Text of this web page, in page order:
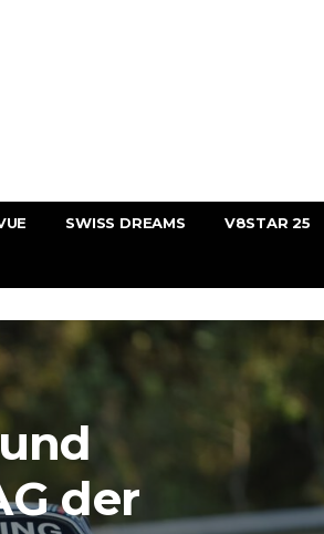
SWISS DREAMS V8STAR 25
der